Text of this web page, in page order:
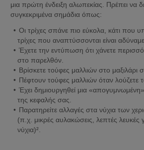
μια πρώτη ένδειξη αλωπεκίας. Πρέπει να
συγκεκριμένα σημάδια όπως:
Οι τρίχες σπάνε πιο εύκολα, κάτι που
τρίχες που αναπτύσσονται είναι
Έχετε την εντύπωση ότι χάνετε
στο παρελθόν.
Βρίσκετε τούφες μαλλιών στο μαξιλάρι
Πέφτουν τούφες μαλλιών όταν λούζετε
Έχει δημιουργηθεί μια
της κεφαλής σας.
Παρατηρείτε αλλαγές στα νύχια των
(π.χ. μικρές αυλακώσεις, λεπτές
νύχια)².